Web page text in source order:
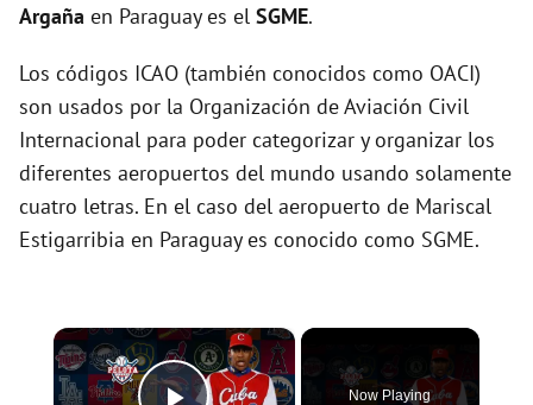
Argaña en Paraguay es el SGME.
Los códigos ICAO (también conocidos como OACI)
son usados por la Organización de Aviación Civil
Internacional para poder categorizar y organizar los
diferentes aeropuertos del mundo usando solamente
cuatro letras. En el caso del aeropuerto de Mariscal
Estigarribia en Paraguay es conocido como SGME.
×
Now Playing